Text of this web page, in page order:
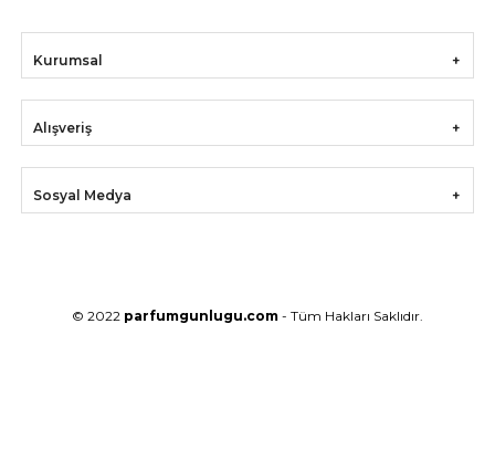
Kurumsal
Alışveriş
Sosyal Medya
© 2022 parfumgunlugu.com - Tüm Hakları Saklıdır.